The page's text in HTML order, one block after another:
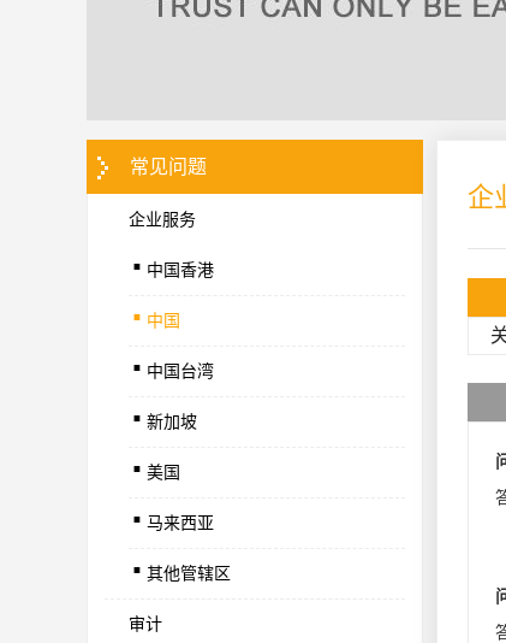
常见问题
企业服务
.中国香港
. 中国
. 中国台湾
. 新加坡
. 美国
. 马来西亚
. 其他管辖区
审计
企